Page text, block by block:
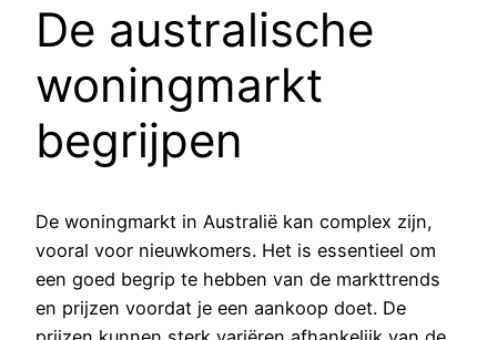
De australische
woningmarkt
begrijpen
De woningmarkt in Australië kan complex zijn,
vooral voor nieuwkomers. Het is essentieel om
een goed begrip te hebben van de markttrends
en prijzen voordat je een aankoop doet. De